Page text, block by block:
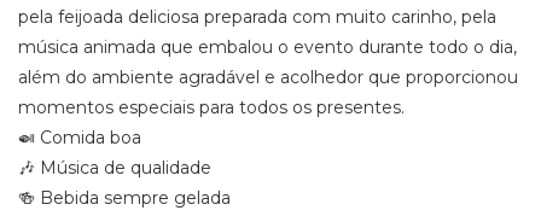
pela feijoada deliciosa preparada com muito carinho, pela
música animada que embalou o evento durante todo o dia,
além do ambiente agradável e acolhedor que proporcionou
momentos especiais para todos os presentes.
🍛 Comida boa
🎶 Música de qualidade
🍻 Bebida sempre gelada